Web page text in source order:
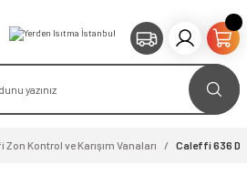
Kontrol ve Karışım Vanaları Caleffi 636